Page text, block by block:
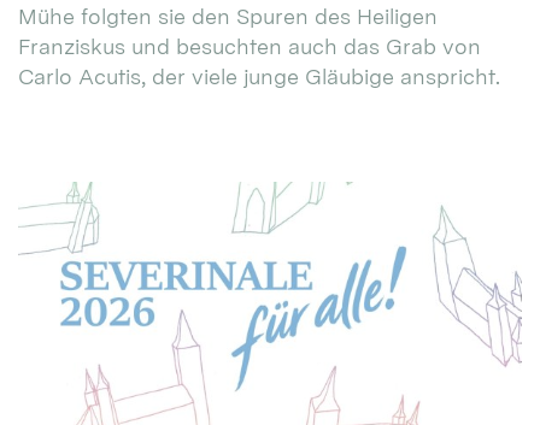
Mühe folgten sie den Spuren des Heiligen
Franziskus und besuchten auch das Grab von
Carlo Acutis, der viele junge Gläubige anspricht.